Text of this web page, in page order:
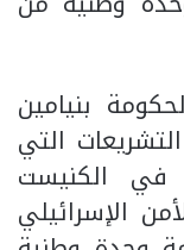
بنيامين
التي
في الكنيست
الإسرائيلي